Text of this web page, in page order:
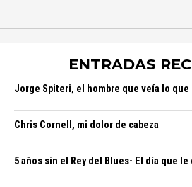
ENTRADAS
Jorge Spiteri, el hombre que veía lo que
Chris Cornell, mi dolor de cabeza
5 años sin el Rey del Blues- El día que le